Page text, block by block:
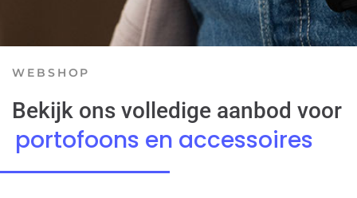
WEBSHOP
Bekijk ons volledige aanbod voor
portofoons en accessoires